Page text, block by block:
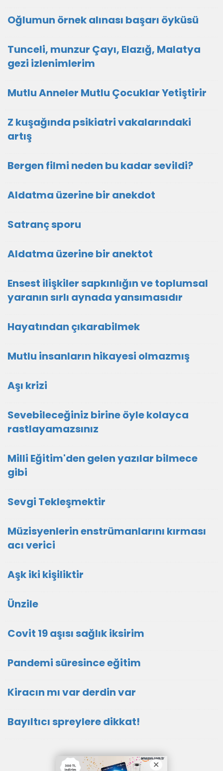
Oğlumun örnek alınası başarı öyküsü
Tunceli, munzur Çayı, Elazığ, Malatya
gezi izlenimlerim
Mutlu Anneler Mutlu Çocuklar Yetiştirir
Z kuşağında psikiatri vakalarındaki
artış
Bergen filmi neden bu kadar sevildi?
Aldatma üzerine bir anekdot
Satranç sporu
Aldatma üzerine bir anektot
Ensest ilişkiler sapkınlığın ve toplumsal
yaranın sırlı aynada yansımasıdır
Hayatından çıkarabilmek
Mutlu insanların hikayesi olmazmış
Aşı krizi
Sevebileceğiniz birine öyle kolayca
rastlayamazsınız
Milli Eğitim'den gelen yazılar bilmece
gibi
Sevgi Tekleşmektir
Müzisyenlerin enstrümanlarını kırması
acı verici
Aşk iki kişiliktir
Ünzile
Covit 19 aşısı sağlık iksirim
Pandemi süresince eğitim
Kiracın mı var derdin var
Bayıltıcı spreylere dikkat!